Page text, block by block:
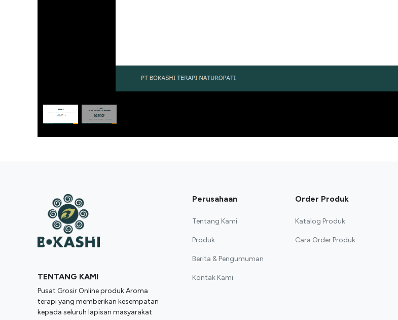
TENTANG KAMI
Pusat Grosir Online produk Aroma
terapi yang memberikan kesempatan
kepada seluruh lapisan masyarakat
Perusahaan
Tentang Kami
Produk
Berita & Pengumuman
Kontak Kami
Order Produk
Katalog Produk
Cara Order Produk